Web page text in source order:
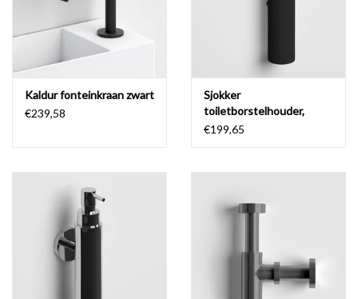
Kaldur fonteinkraan zwart
€239,58
Sjokker
toiletborstelhouder,
wandmontage
€199,65